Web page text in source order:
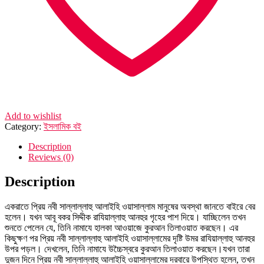
Add to wishlist
Category:ইসলামিক বই
Description
Reviews (0)
Description
একরাতে প্রিয় নবী সাল্লাল্লাহু আলাইহি ওয়াসাল্লাম মানুষের অবস্থা জানতে বাইরে বের
হলেন। যখন আবূ বকর সিদ্দীক রাযিয়াল্লাহু আনহুর গৃহের পাশ দিয়ে। যাচ্ছিলেন তখন
শুনতে পেলেন যে, তিনি নামাযে হালকা আওয়াজে কুরআন তিলাওয়াত করছেন। এর
কিছুক্ষণ পর প্রিয় নবী সাল্লাল্লাহু আলাইহি ওয়াসাল্লামের দৃষ্টি উমর রাযিয়াল্লাহু আনহুর
উপর পড়ল। দেখলেন, তিনি নামাযে উচ্চৈস্বরে কুরআন তিলাওয়াত করছেন।যখন তারা
দুজন দিনে প্রিয় নবী সাল্লাল্লাহু আলাইহি ওয়াসাল্লামের দরবারে উপস্থিত হলেন, তখন